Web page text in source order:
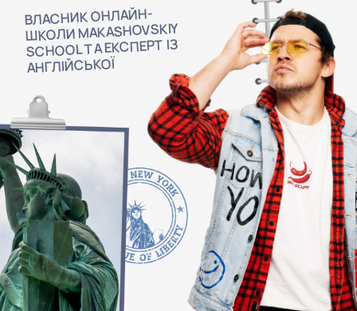
«фонового» навчання та стратегія,
яка реально дає результат у 2026
році.
Просто зареєструйся на
безкоштовний урок 3 лютого, і
доступ до цього відео відкриється
автоматично після реєстрації.
Як отримати
Зареєструватися безкоштовно